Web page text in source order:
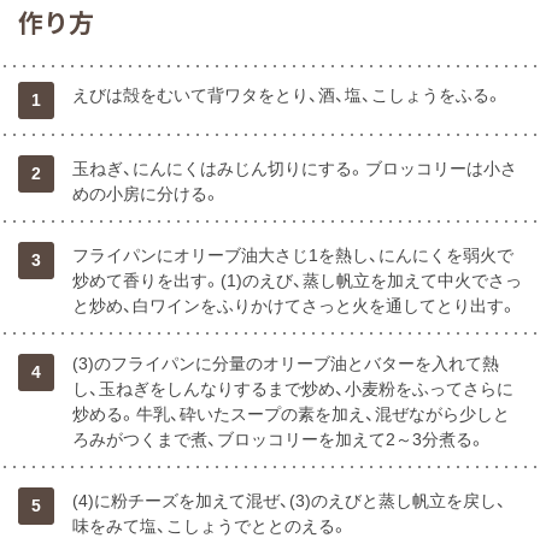
作り方
1 えびは殻をむいて背ワタをとり、酒、塩、こしょうをふる。
2
玉ねぎ、にんにくはみじん切りにする。ブロッコリーは小さ
めの小房に分ける。
3
フライパンにオリーブ油大さじ1を熱し、にんにくを弱火で
炒めて香りを出す。(1)のえび、蒸し帆立を加えて中火でさっ
と炒め、白ワインをふりかけてさっと火を通してとり出す。
4
(3)のフライパンに分量のオリーブ油とバターを入れて熱
し、玉ねぎをしんなりするまで炒め、小麦粉をふってさらに
炒める。牛乳、砕いたスープの素を加え、混ぜながら少しと
ろみがつくまで煮、ブロッコリーを加えて2～3分煮る。
5
(4)に粉チーズを加えて混ぜ、(3)のえびと蒸し帆立を戻し、
味をみて塩、こしょうでととのえる。